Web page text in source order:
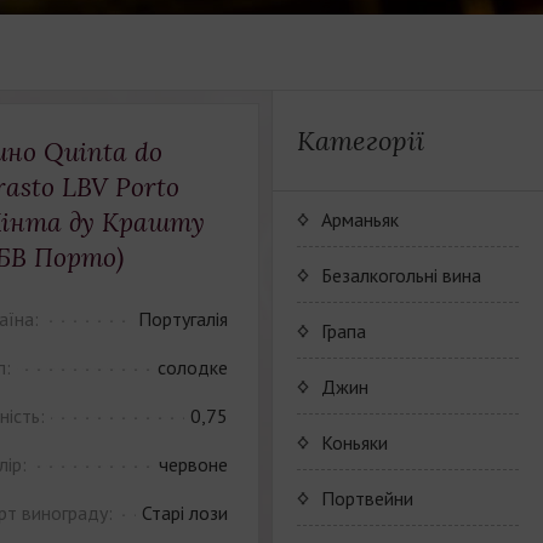
Quinta do
LBV Porto
ду Крашту
Порто)
Португалія
солодке
0,75
червоне
винограду:
Старі лози
Категорії
Арманьяк
Безалкогольні вина
JP. Chenet Alcohol Free
Серия вин JP. Chenet
Arthur Merz Alcohol Free
Серия вин Arthur Metz
Appalina Alcohol Free
Серия вин Appalina
Alcohol Free
Грапа
Джин
Коньяки
Коньячный Дом Camus
Портвейни